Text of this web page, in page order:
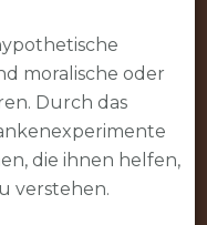
moralische oder
Durch das
die ihnen helfen,
verstehen.